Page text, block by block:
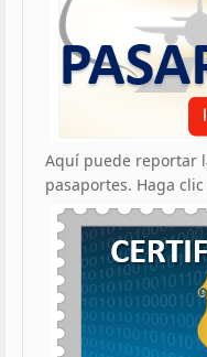
Aquí puede reportar
pasaportes. Haga